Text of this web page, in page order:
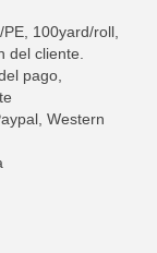
100yard/roll,
del cliente.
pago,
Western